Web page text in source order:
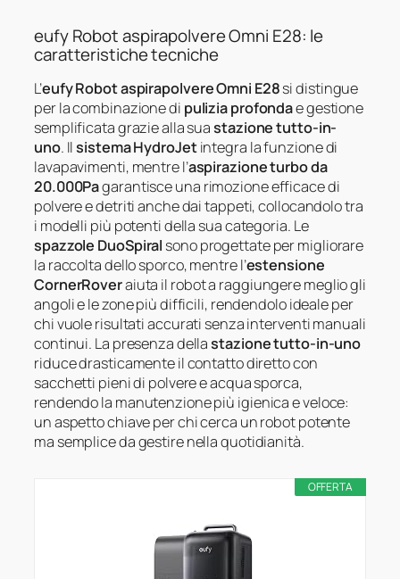
eufy Robot aspirapolvere Omni E28: le
caratteristiche tecniche
L’eufy Robot aspirapolvere Omni E28si distingue
per la combinazione di pulizia profondae gestione
semplificata grazie alla suastazione tutto-in-
uno. Ilsistema HydroJetintegra la funzione di
lavapavimenti, mentre l’aspirazione turbo da
20.000Pagarantisce una rimozione efficace di
polvere e detriti anche dai tappeti, collocandolo tra
i modelli più potenti della sua categoria. Le
spazzole DuoSpiral sono progettate per migliorare
la raccolta dello sporco, mentre l’estensione
CornerRoveraiuta il robot a raggiungere meglio gli
angoli e le zone più difficili, rendendolo ideale per
chi vuole risultati accurati senza interventi manuali
continui. La presenza dellastazione tutto-in-uno
riduce drasticamente il contatto diretto con
sacchetti pieni di polvere e acqua sporca,
rendendo la manutenzione più igienica e veloce:
un aspetto chiave per chi cerca un robot potente
ma semplice da gestire nella quotidianità.
OFFERTA